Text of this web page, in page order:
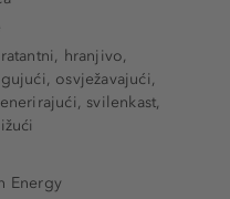
hranjivo,
osvježavajući,
svilenkast,
Energy